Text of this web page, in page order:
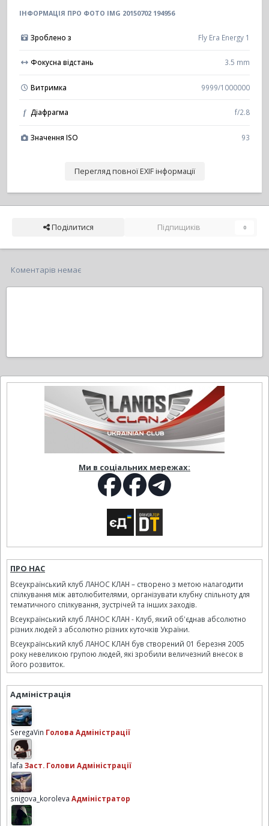
ІНФОРМАЦІЯ ПРО ФОТО IMG 20150702 194956
Зроблено з Fly Era Energy 1
Фокусна відстань 3.5 mm
Витримка 9999/1000000
f Діафрагма f/2.8
Значення ISO 93
Перегляд повної EXIF інформації
Поділитися Підпищиків 0
Коментарів немає
Ми в соціальних мережах:
ПРО НАС
Всеукраїнський клуб ЛАНОС КЛАН – створено з метою налагодити
спілкування між автолюбителями, організувати клубну спільноту для
тематичного спілкування, зустрічей та інших заходів.
Всеукраїнський клуб ЛАНОС КЛАН - Клуб, який об'єднав абсолютно
різних людей з абсолютно різних куточків України.
Всеукраїнський клуб ЛАНОС КЛАН був створений 01 березня 2005
року невеликою групою людей, які зробили величезний внесок в
його розвиток.
Адміністрація
SeregaVin Голова Адміністрації
lafa Заст. Голови Адміністрації
snigova_koroleva Адміністратор